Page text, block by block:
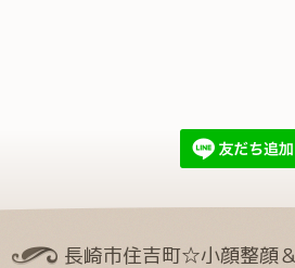
長崎市住吉町☆小顔整顔